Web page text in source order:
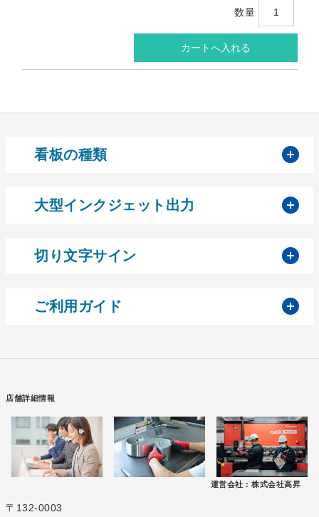
数量
看板の種類
大型インクジェット出力
切り文字サイン
ご利用ガイド
店舗詳細情報
運営会社 : 株式会社高昇
〒132-0003